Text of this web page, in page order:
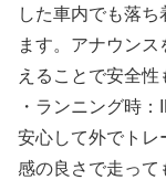
した車内でも落
ます。アナウン
えることで安全性
・ランニング時
安心して外でトレ
感の良さで走って